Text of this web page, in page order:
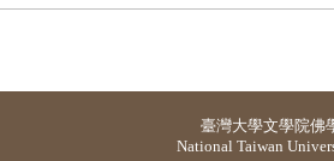
臺灣大學文學院佛
National Taiwan